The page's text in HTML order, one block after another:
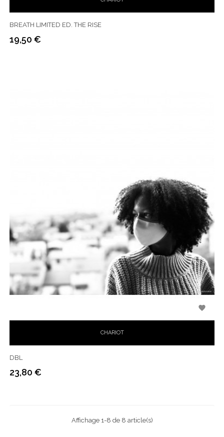
BREATH LIMITED ED. THE RISE
Prix
19,50 €
CHARIOT

DBL
Prix
23,80 €
Affichage 1-8 de 8 article(s)